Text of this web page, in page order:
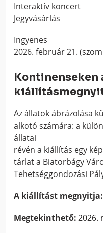
Interaktív koncert
Jegyvásárlás
Ingyenes
2026. február 21.
Kontinenseken
Az állatok ábrázolása
alkotó számára: a
állatai
révén a kiállítás egy
tárlat a Biatorbágy
Tehetséggondozási
A kiállítást megnyitja:
Megtekinthető: 2026.